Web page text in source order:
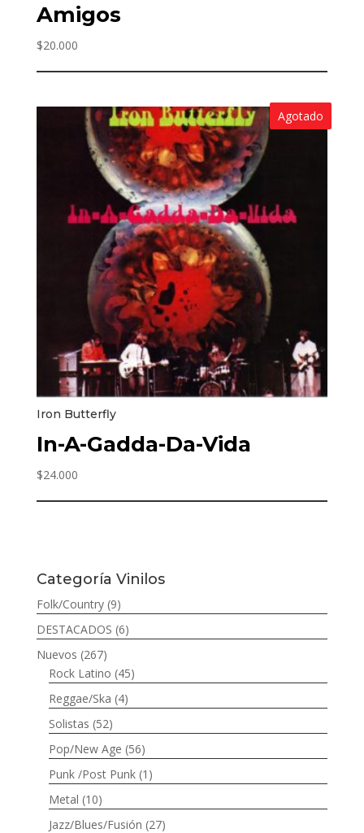
Amigos
$20.000
Agotado
Iron Butterfly
In-A-Gadda-Da-Vida
$24.000
Categoría Vinilos
Folk/Country (9)
DESTACADOS (6)
Nuevos (267)
Rock Latino (45)
Reggae/Ska (4)
Solistas (52)
Pop/New Age (56)
Punk /Post Punk (1)
Metal (10)
Jazz/Blues/Fusión (27)